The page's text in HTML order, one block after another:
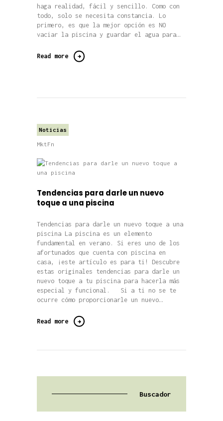
haga realidad, fácil y sencillo. Como con
todo, solo se necesita constancia. Lo
primero, es que la mejor opción es NO
vaciar la piscina y guardar el agua para…
Read more
Noticias
MktFn
Tendencias para darle un nuevo
toque a una piscina
Tendencias para darle un nuevo toque a una
piscina La piscina es un elemento
fundamental en verano. Si eres uno de los
afortunados que cuenta con piscina en
casa, ¡este artículo es para ti! Descubre
estas originales tendencias para darle un
nuevo toque a tu piscina para hacerla más
especial y funcional. Si a ti no se te
ocurre cómo proporcionarle un nuevo…
Read more
Buscador